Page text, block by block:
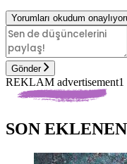
Yorumları okudum
Gönder
REKLAM advertisement1
SON EKLENEN